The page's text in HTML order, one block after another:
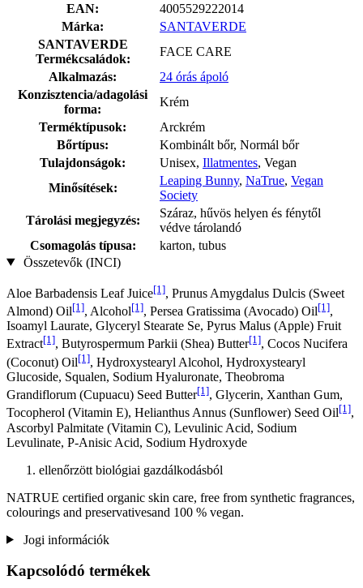
EAN:
4005529222014
Márka:
SANTAVERDE
SANTAVERDE
Termékcsaládok:
FACE CARE
Alkalmazás:
24 órás ápoló
Konzisztencia/adagolási
forma:
Krém
Terméktípusok:
Arckrém
Bőrtípus:
Kombinált bőr, Normál bőr
Tulajdonságok:
Unisex, Illatmentes, Vegan
Minősítések:
Leaping Bunny, NaTrue, Vegan
Society
Tárolási megjegyzés:
Száraz, hűvös helyen és fénytől
védve tárolandó
Csomagolás típusa:
karton, tubus
Összetevők (INCI)
Aloe Barbadensis Leaf Juice[1], Prunus Amygdalus Dulcis (Sweet
Almond) Oil[1], Alcohol[1], Persea Gratissima (Avocado) Oil[1],
Isoamyl Laurate, Glyceryl Stearate Se, Pyrus Malus (Apple) Fruit
Extract[1], Butyrospermum Parkii (Shea) Butter[1], Cocos Nucifera
(Coconut) Oil[1], Hydroxystearyl Alcohol, Hydroxystearyl
Glucoside, Squalen, Sodium Hyaluronate, Theobroma
Grandiflorum (Cupuacu) Seed Butter[1], Glycerin, Xanthan Gum,
Tocopherol (Vitamin E), Helianthus Annus (Sunflower) Seed Oil[1],
Ascorbyl Palmitate (Vitamin C), Levulinic Acid, Sodium
Levulinate, P-Anisic Acid, Sodium Hydroxyde
ellenőrzött biológiai gazdálkodásból
NATRUE certified organic skin care, free from synthetic fragrances,
colourings and preservativesand 100 % vegan.
Jogi információk
Kapcsolódó termékek